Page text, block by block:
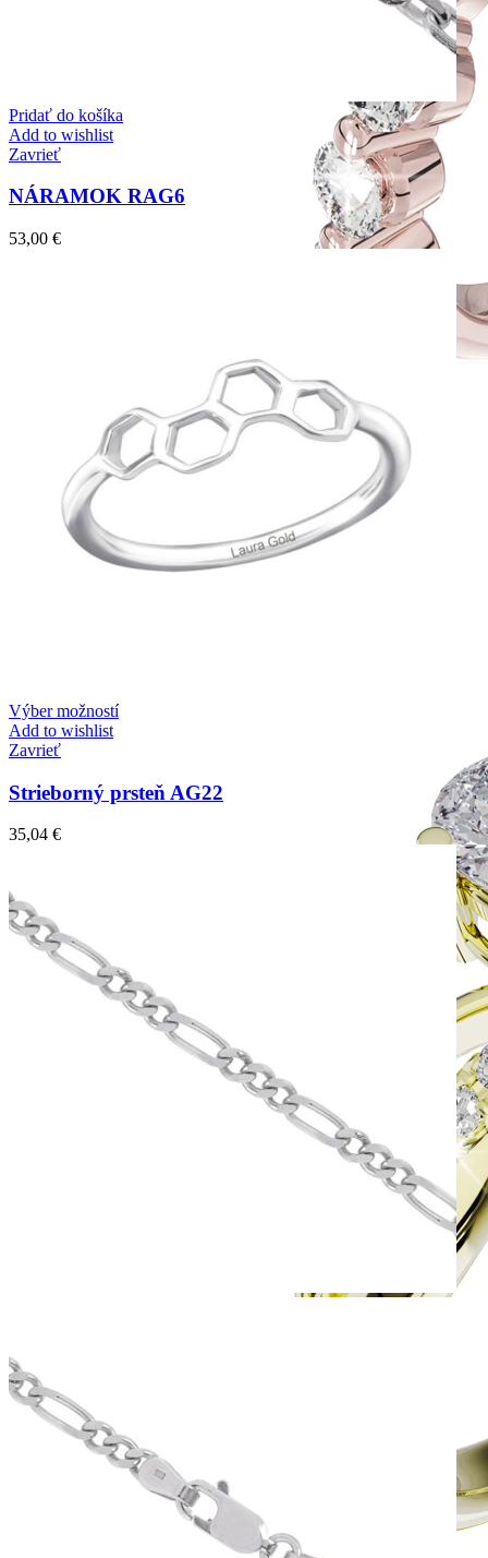
Pridať do košíka
Add to wishlist
Zavrieť
NÁRAMOK RAG6
53,00 €
Výber možností
Add to wishlist
Zavrieť
Strieborný prsteň AG22
35,04 €